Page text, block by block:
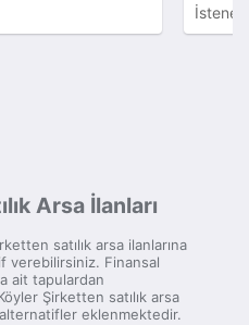
Arsa İlanları
satılık arsa ilanlarına
verebilirsiniz. Finansal
ait tapulardan
Şirketten satılık arsa
eklenmektedir.